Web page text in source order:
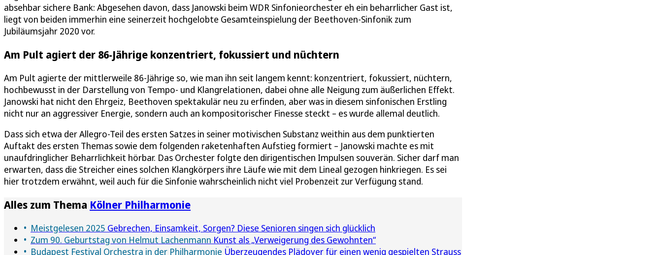
absehbar sichere Bank: Abgesehen davon, dass Janowski beim WDR Sinfonieorchester eh ein beharrlicher Gast ist,
liegt von beiden immerhin eine seinerzeit hochgelobte Gesamteinspielung der Beethoven-Sinfonik zum
Jubiläumsjahr 2020 vor.
Am Pult agiert der 86-Jährige konzentriert, fokussiert und nüchtern
Am Pult agierte der mittlerweile 86-Jährige so, wie man ihn seit langem kennt: konzentriert, fokussiert, nüchtern,
hochbewusst in der Darstellung von Tempo- und Klangrelationen, dabei ohne alle Neigung zum äußerlichen Effekt.
Janowski hat nicht den Ehrgeiz, Beethoven spektakulär neu zu erfinden, aber was in diesem sinfonischen Erstling
nicht nur an aggressiver Energie, sondern auch an kompositorischer Finesse steckt – es wurde allemal deutlich.
Dass sich etwa der Allegro-Teil des ersten Satzes in seiner motivischen Substanz weithin aus dem punktierten
Auftakt des ersten Themas sowie dem folgenden raketenhaften Aufstieg formiert – Janowski machte es mit
unaufdringlicher Beharrlichkeit hörbar. Das Orchester folgte den dirigentischen Impulsen souverän. Sicher darf man
erwarten, dass die Streicher eines solchen Klangkörpers ihre Läufe wie mit dem Lineal gezogen hinkriegen. Es sei
hier trotzdem erwähnt, weil auch für die Sinfonie wahrscheinlich nicht viel Probenzeit zur Verfügung stand.
Alles zum Thema Kölner Philharmonie
Meistgelesen 2025 Gebrechen, Einsamkeit, Sorgen? Diese Senioren singen sich glücklich
Zum 90. Geburtstag von Helmut Lachenmann Kunst als „Verweigerung des Gewohnten“
Budapest Festival Orchestra in der Philharmonie Überzeugendes Plädoyer für einen wenig gespielten Strauss